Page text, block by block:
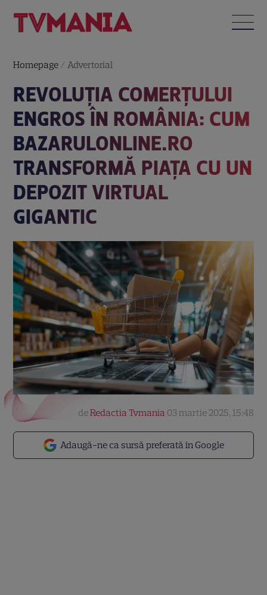
Homepage / Advertorial
REVOLUȚIA COMERȚULUI
ENGROS ÎN ROMÂNIA: CUM
BAZARULONLINE.RO
TRANSFORMĂ PIAȚA CU UN
DEPOZIT VIRTUAL
GIGANTIC
Adaugă-ne ca sursă preferată în Google
deRedactia Tvmania 03 martie 2025, 15:48